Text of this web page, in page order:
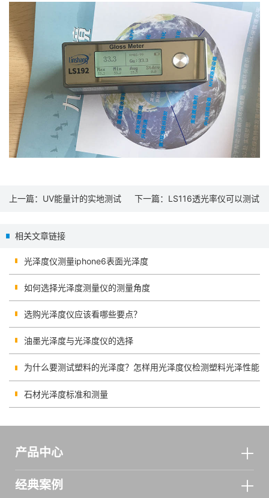
上一篇： UV能量计的实地测试 下一篇： LS116透光率仪可以测试
相关文章链接
光泽度仪测量iphone6表面光泽度
如何选择光泽度测量仪的测量角度
选购光泽度仪应该看哪些要点？
油墨光泽度与光泽度仪的选择
为什么要测试塑料的光泽度？怎样用光泽度仪检测塑料光泽性能
石材光泽度标准和测量
产品中心
经典案例